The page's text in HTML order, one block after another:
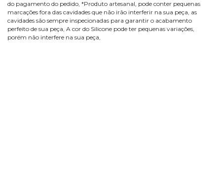
do pagamento do pedido, *Produto artesanal, pode conter pequenas
marcações fora das cavidades que não irão interferir na sua peça, as
cavidades são sempre inspecionadas para garantir o acabamento
perfeito de sua peça, A cor do Silicone pode ter pequenas variações,
porém não interfere na sua peça,